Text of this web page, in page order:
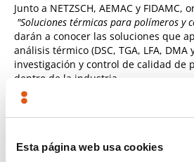
Esta página web usa cookies
Junto a NETZSCH, AEMAC y
"Soluciones térmicas para polímeros y
darán a conocer las soluciones que
análisis térmico (DSC, TGA, LFA, DMA
investigación y control de calidad de
dentro de la industria.
Analizamos casos prácticos
Ofrece las herramientas
y evaluar los resultados obtenidos.